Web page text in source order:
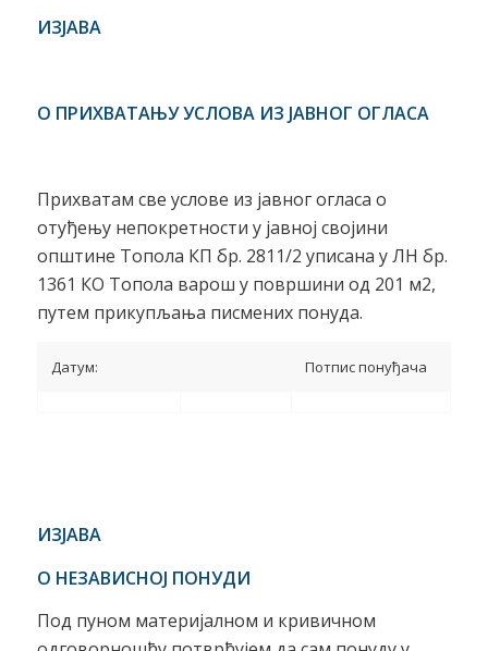
ИЗЈАВА
О ПРИХВАТАЊУ УСЛОВА ИЗ ЈАВНОГ ОГЛАСА
Прихватам све услове из јавног огласа о
отуђењу непокретности у јавној својини
општине Топола КП бр. 2811/2 уписана у ЛН бр.
1361 КО Топола варош у површини од 201 м2,
путем прикупљања писмених понуда.
Датум: Потпис понуђача
ИЗЈАВА
О НЕЗАВИСНОЈ ПОНУДИ
Под пуном материјалном и кривичном